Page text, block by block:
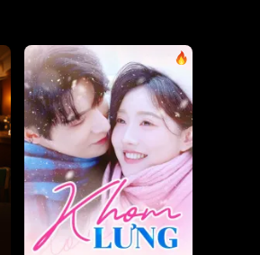
Tập 34 Tập 35 Tập 36
Tập 37 Tập 38 Tập 39